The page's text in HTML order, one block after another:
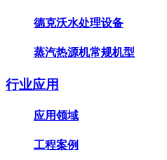
德克沃水处理设备
蒸汽热源机常规机型
行业应用
应用领域
工程案例